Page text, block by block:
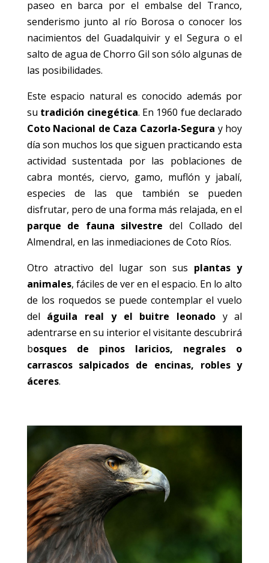
paseo en barca por el embalse del Tranco,
senderismo junto al río Borosa o conocer los
nacimientos del Guadalquivir y el Segura o el
salto de agua de Chorro Gil son sólo algunas de
las posibilidades.
Este espacio natural es conocido además por
su tradición cinegética. En 1960 fue declarado
Coto Nacional de Caza Cazorla-Segura y hoy
día son muchos los que siguen practicando esta
actividad sustentada por las poblaciones de
cabra montés, ciervo, gamo, muflón y jabalí,
especies de las que también se pueden
disfrutar, pero de una forma más relajada, en el
parque de fauna silvestre del Collado del
Almendral, en las inmediaciones de Coto Ríos.
Otro atractivo del lugar son sus plantas y
animales, fáciles de ver en el espacio. En lo alto
de los roquedos se puede contemplar el vuelo
del águila real y el buitre leonadoy al
adentrarse en su interior el visitante descubrirá
bosques de pinos laricios, negrales o
carrascos salpicados de encinas, robles y
áceres.